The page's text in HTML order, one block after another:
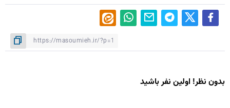
بدون نظر! اولین نفر باشید